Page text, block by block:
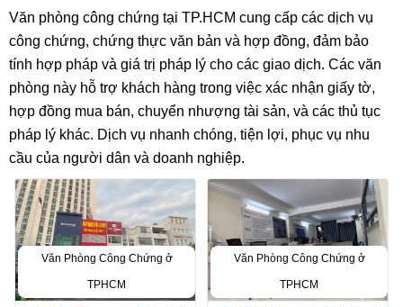
Văn phòng công chứng tại TP.HCM cung cấp các dịch vụ
công chứng, chứng thực văn bản và hợp đồng, đảm bảo
tính hợp pháp và giá trị pháp lý cho các giao dịch. Các văn
phòng này hỗ trợ khách hàng trong việc xác nhận giấy tờ,
hợp đồng mua bán, chuyển nhượng tài sản, và các thủ tục
pháp lý khác. Dịch vụ nhanh chóng, tiện lợi, phục vụ nhu
cầu của người dân và doanh nghiệp.
Văn Phòng Công Chứng ở
TPHCM
Văn Phòng Công Chứng ở
TPHCM